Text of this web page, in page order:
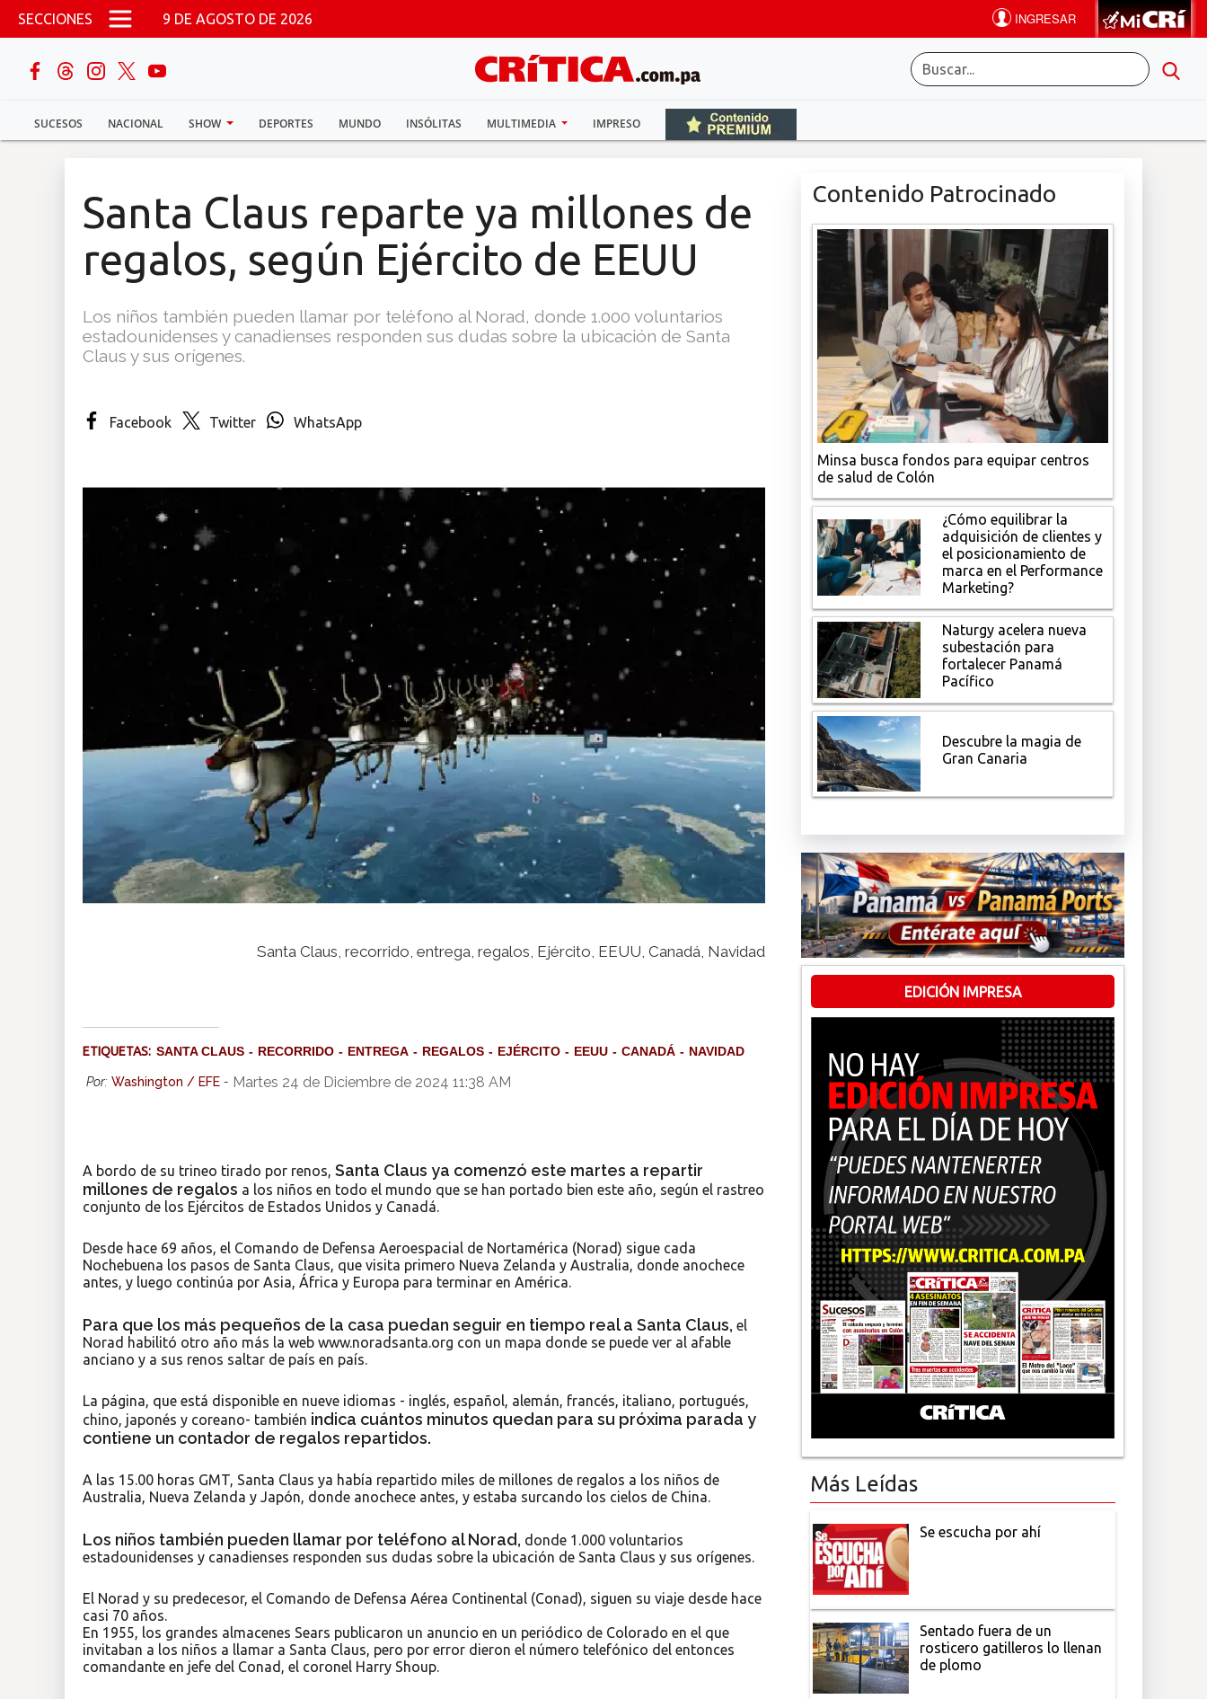
Pasar al contenido principal
SECCIONES 9 DE AGOSTO DE 2026
SUCESOS NACIONAL SHOW DEPORTES MUNDO INSÓLITAS MULTIMEDIA IMPRESO
buscar
Sucesos
Multimedia
Santa Claus reparte ya millones de
regalos, según Ejército de EEUU
Los niños también pueden llamar por teléfono al Norad, donde 1.000 voluntarios
estadounidenses y canadienses responden sus dudas sobre la ubicación de Santa
Claus y sus orígenes.
Facebook Twitter WhatsApp
Santa Claus, recorrido, entrega, regalos, Ejército, EEUU, Canadá, Navidad
ETIQUETAS: SANTA CLAUS RECORRIDO ENTREGA REGALOS EJÉRCITO EEUU CANADÁ NAVIDAD
Por: Washington / EFE - Martes 24 de Diciembre de 2024 11:38 AM
A bordo de su trineo tirado por renos, Santa Claus ya comenzó este martes a repartir
millones de regalos a los niños en todo el mundo que se han portado bien este año, según el rastreo
conjunto de los Ejércitos de Estados Unidos y Canadá.
Desde hace 69 años, el Comando de Defensa Aeroespacial de Nortamérica (Norad) sigue cada
Nochebuena los pasos de Santa Claus, que visita primero Nueva Zelanda y Australia, donde anochece
antes, y luego continúa por Asia, África y Europa para terminar en América.
Para que los más pequeños de la casa puedan seguir en tiempo real a Santa Claus, el
Norad habilitó otro año más la web www.noradsanta.org con un mapa donde se puede ver al afable
anciano y a sus renos saltar de país en país.
La página, que está disponible en nueve idiomas - inglés, español, alemán, francés, italiano, portugués,
chino, japonés y coreano- también indica cuántos minutos quedan para su próxima parada y
contiene un contador de regalos repartidos.
A las 15.00 horas GMT, Santa Claus ya había repartido miles de millones de regalos a los niños de
Australia, Nueva Zelanda y Japón, donde anochece antes, y estaba surcando los cielos de China.
Los niños también pueden llamar por teléfono al Norad, donde 1.000 voluntarios
estadounidenses y canadienses responden sus dudas sobre la ubicación de Santa Claus y sus orígenes.
El Norad y su predecesor, el Comando de Defensa Aérea Continental (Conad), siguen su viaje desde hace
casi 70 años.
En 1955, los grandes almacenes Sears publicaron un anuncio en un periódico de Colorado en el que
invitaban a los niños a llamar a Santa Claus, pero por error dieron el número telefónico del entonces
comandante en jefe del Conad, el coronel Harry Shoup.
Contenido Patrocinado
Minsa busca fondos para equipar centros
de salud de Colón
¿Cómo equilibrar la
adquisición de clientes y
el posicionamiento de
marca en el Performance
Marketing?
Naturgy acelera nueva
subestación para
fortalecer Panamá
Pacífico
Descubre la magia de
Gran Canaria
EDICIÓN IMPRESA
Más Leídas
Se escucha por ahí
Sentado fuera de un
rosticero gatilleros lo llenan
de plomo